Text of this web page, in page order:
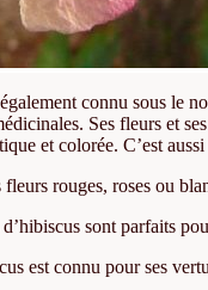
connu sous le
Ses fleurs et
et colorée. C’est
fleurs rouges, roses ou
d’hibiscus sont parfaits
est connu pour ses